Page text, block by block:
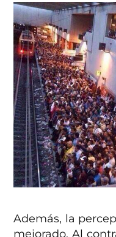
Además, la
mejorado. Al